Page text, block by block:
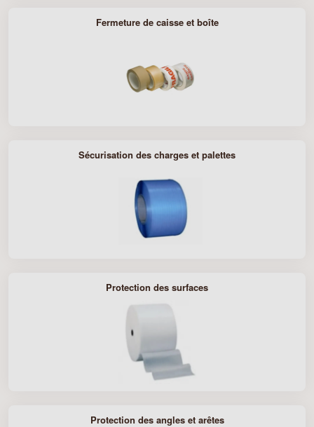
Fermeture de caisse et boîte
Sécurisation des charges et palettes
Protection des surfaces
Protection des angles et arêtes